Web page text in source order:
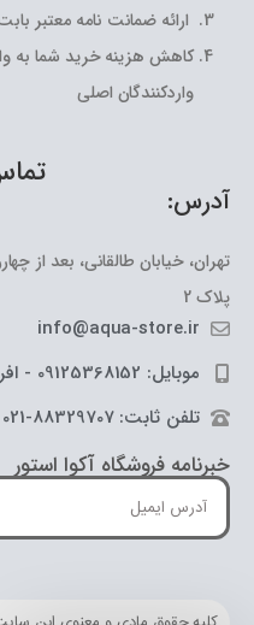
ارائه ضمانت نامه معتبر
کاهش هزینه خرید شما به
واردکنندگان اصلی
آدرس:
تهران، خیابان طالقانی، بعد از
پلاک 2
info@aqua-store.ir
موبایل: 09125368152 - افراسیابی
تلفن ثابت: 88329707-021 , 88329709-021
خبرنامه فروشگاه آکوا استور